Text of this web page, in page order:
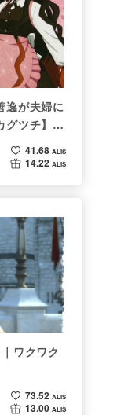
逸が夫婦に
グツチ】＜
41.68 ALIS
14.22 ALIS
ワクワク
73.52 ALIS
13.00 ALIS